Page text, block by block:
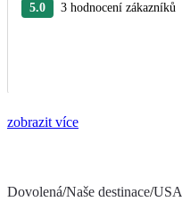
5.0 3 hodnocení zákazníků
zobrazit více
Dovolená/Naše destinace/USA